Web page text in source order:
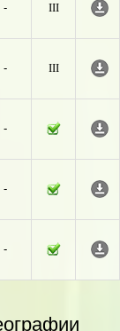
-
III
-
III
-
-
-